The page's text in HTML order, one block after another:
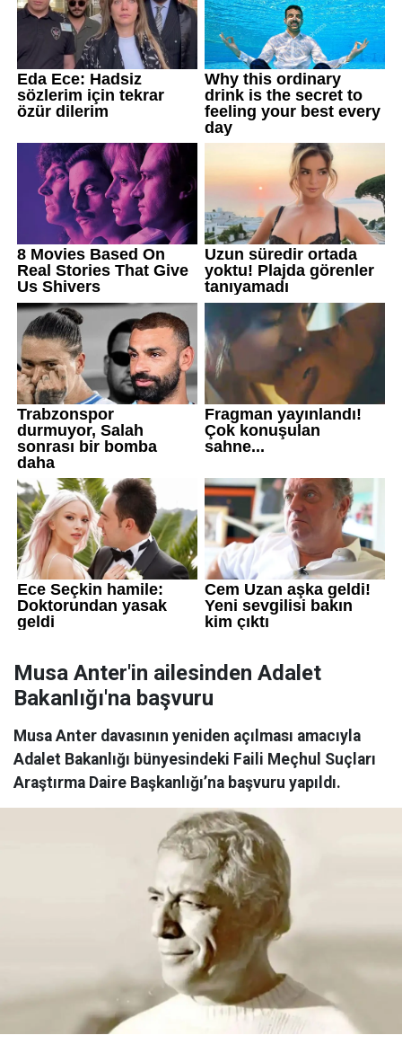
Musa Anter'in ailesinden Adalet
Bakanlığı'na başvuru
Musa Anter davasının yeniden açılması amacıyla
Adalet Bakanlığı bünyesindeki Faili Meçhul Suçları
Araştırma Daire Başkanlığı’na başvuru yapıldı.